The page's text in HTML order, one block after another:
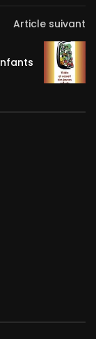
Article suivant